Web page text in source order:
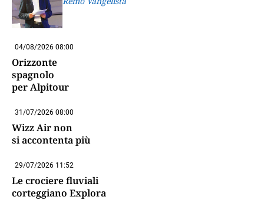
04/08/2026 08:00
Orizzonte
spagnolo
per Alpitour
31/07/2026 08:00
Wizz Air non
si accontenta più
29/07/2026 11:52
Le crociere fluviali
corteggiano Explora